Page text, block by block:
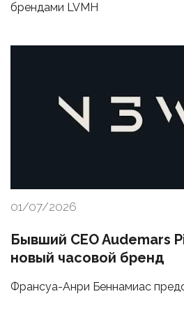
брендами LVMH
01/07/2026
Бывший CEO Audemars
новый часовой бренд
Франсуа-Анри Беннамиас